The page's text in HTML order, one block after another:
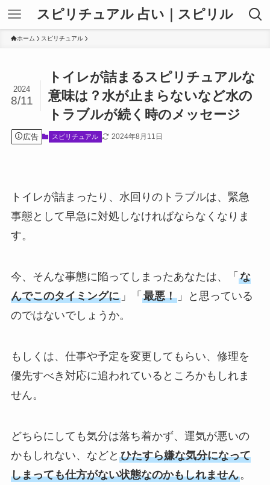
スピリチュアル 占い｜スピリル
ホーム スピリチュアル
トイレが詰まるスピリチュアルな
意味は？水が止まらないなど水の
トラブルが続く時のメッセージ
2024
8/11
広告 スピリチュアル 2024年8月11日
トイレが詰まったり、水回りのトラブルは、緊急
事態として早急に対処しなければならなくなりま
す。
今、そんな事態に陥ってしまったあなたは、「 な
んでこのタイミングに」「 最悪！」と思っている
のではないでしょうか。
もしくは、仕事や予定を変更してもらい、修理を
優先すべき対応に追われているところかもしれま
せん。
どちらにしても気分は落ち着かず、運気が悪いの
かもしれない、などと ひたすら嫌な気分になって
しまっても仕方がない状態なのかもしれません。